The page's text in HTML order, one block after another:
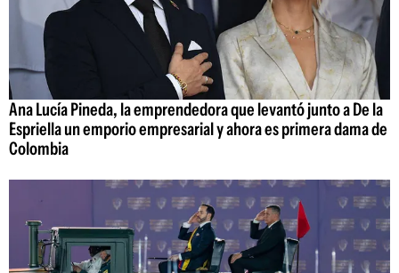
Ana Lucía Pineda, la emprendedora que levantó junto a De la
Espriella un emporio empresarial y ahora es primera dama de
Colombia